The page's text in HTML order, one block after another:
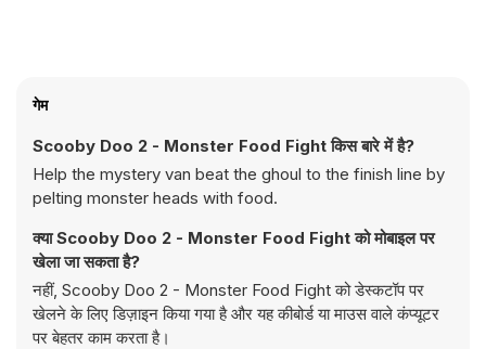
गेम
Scooby Doo 2 - Monster Food Fight किस बारे में है?
Help the mystery van beat the ghoul to the finish line by
pelting monster heads with food.
क्या Scooby Doo 2 - Monster Food Fight को मोबाइल पर
खेला जा सकता है?
नहीं, Scooby Doo 2 - Monster Food Fight को डेस्कटॉप पर
खेलने के लिए डिज़ाइन किया गया है और यह कीबोर्ड या माउस वाले कंप्यूटर
पर बेहतर काम करता है।